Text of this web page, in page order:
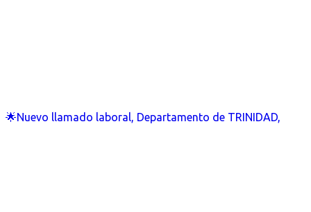
🌟Nuevo llamado laboral, Departamento de TRINIDAD,